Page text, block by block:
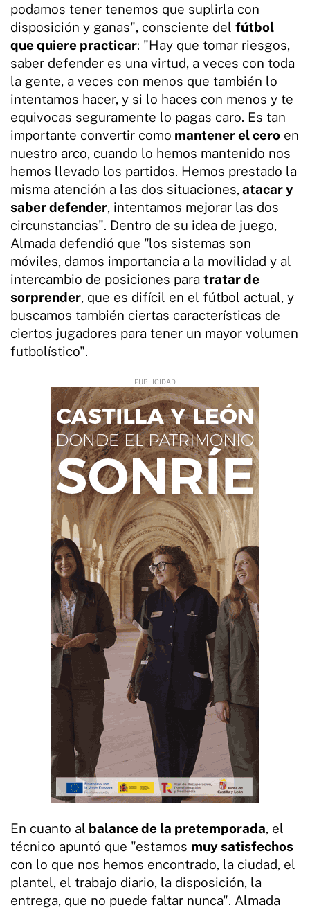
podamos tener tenemos que suplirla con
disposición y ganas", consciente del fútbol
que quiere practicar: "Hay que tomar riesgos,
saber defender es una virtud, a veces con toda
la gente, a veces con menos que también lo
intentamos hacer, y si lo haces con menos y te
equivocas seguramente lo pagas caro. Es tan
importante convertir como mantener el cero en
nuestro arco, cuando lo hemos mantenido nos
hemos llevado los partidos. Hemos prestado la
misma atención a las dos situaciones, atacar y
saber defender, intentamos mejorar las dos
circunstancias". Dentro de su idea de juego,
Almada defendió que "los sistemas son
móviles, damos importancia a la movilidad y al
intercambio de posiciones para tratar de
sorprender, que es difícil en el fútbol actual, y
buscamos también ciertas características de
ciertos jugadores para tener un mayor volumen
futbolístico".
En cuanto al balance de la pretemporada, el
técnico apuntó que "estamos muy satisfechos
con lo que nos hemos encontrado, la ciudad, el
plantel, el trabajo diario, la disposición, la
entrega, que no puede faltar nunca". Almada